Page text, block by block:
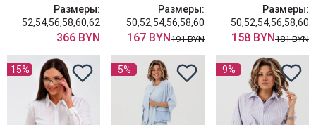
Размеры:
52,54,56,58,60,62
366 BYN
Размеры:
50,52,54,56,58,60
167 BYN191 BYN
Размеры:
50,52,54,56,58,60
158 BYN181 BYN
15% 5% 9%